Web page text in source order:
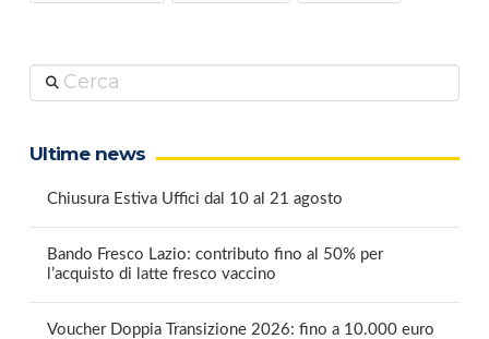
Cerca
Ultime news
Chiusura Estiva Uffici dal 10 al 21 agosto
Bando Fresco Lazio: contributo fino al 50% per
l’acquisto di latte fresco vaccino
Voucher Doppia Transizione 2026: fino a 10.000 euro